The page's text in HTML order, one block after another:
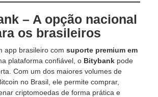
– A opção nacional
os brasileiros
app brasileiro com suporte premium em
plataforma confiável, o Bitybank pode
Com um dos maiores volumes de
no Brasil, ele permite comprar,
criptomoedas de forma prática e